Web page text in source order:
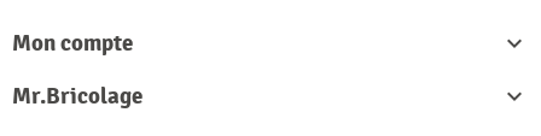
Mon compte

Mr.Bricolage
